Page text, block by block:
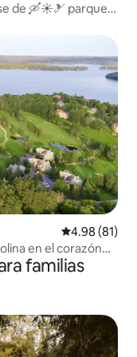
Calificación
4.98 (81)
en el corazón
familias